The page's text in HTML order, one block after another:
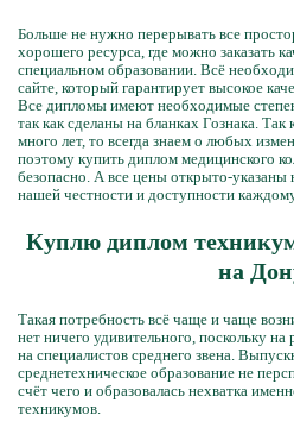
Больше не нужно перерывать все
хорошего ресурса, где можно заказать
специальном образовании. Всё
сайте, который гарантирует высокое
Все дипломы имеют необходимые
так как сделаны на бланках Гознака.
много лет, то всегда знаем о любых
поэтому купить диплом медицинского
безопасно. А все цены открыто-указаны
нашей честности и доступности
Куплю диплом
на
Такая потребность всё чаще и чаще
нет ничего удивительного, поскольку
на специалистов среднего звена.
среднетехническое образование не
счёт чего и образовалась нехватка
техникумов.